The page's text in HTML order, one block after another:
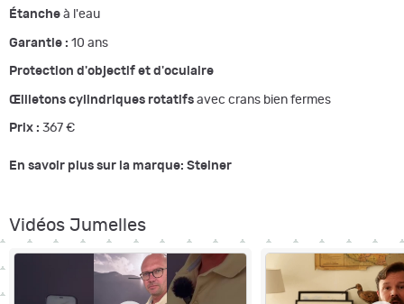
Étanche à l'eau
Garantie : 10 ans
Protection d'objectif et d'oculaire
Œilletons cylindriques rotatifs avec crans bien fermes
Prix : 367 €
En savoir plus sur la marque: Steiner
Vidéos Jumelles